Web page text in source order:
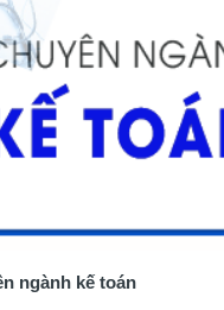
ngành kế toán